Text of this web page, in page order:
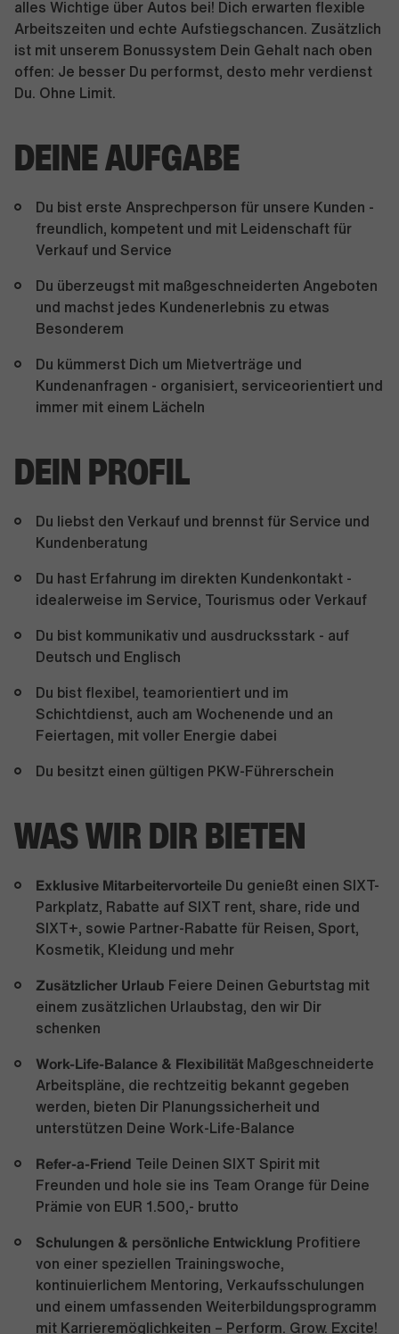
alles Wichtige über Autos bei! Dich erwarten flexible
Arbeitszeiten und echte Aufstiegschancen. Zusätzlich
ist mit unserem Bonussystem Dein Gehalt nach oben
offen: Je besser Du performst, desto mehr verdienst
Du. Ohne Limit.
DEINE AUFGABE
Du bist erste Ansprechperson für unsere Kunden -
freundlich, kompetent und mit Leidenschaft für
Verkauf und Service
Du überzeugst mit maßgeschneiderten Angeboten
und machst jedes Kundenerlebnis zu etwas
Besonderem
Du kümmerst Dich um Mietverträge und
Kundenanfragen - organisiert, serviceorientiert und
immer mit einem Lächeln
DEIN PROFIL
Du liebst den Verkauf und brennst für Service und
Kundenberatung
Du hast Erfahrung im direkten Kundenkontakt -
idealerweise im Service, Tourismus oder Verkauf
Du bist kommunikativ und ausdrucksstark - auf
Deutsch und Englisch
Du bist flexibel, teamorientiert und im
Schichtdienst, auch am Wochenende und an
Feiertagen, mit voller Energie dabei
Du besitzt einen gültigen PKW-Führerschein
WAS WIR DIR BIETEN
Exklusive Mitarbeitervorteile Du genießt einen SIXT-
Parkplatz, Rabatte auf SIXT rent, share, ride und
SIXT+, sowie Partner-Rabatte für Reisen, Sport,
Kosmetik, Kleidung und mehr
Zusätzlicher Urlaub Feiere Deinen Geburtstag mit
einem zusätzlichen Urlaubstag, den wir Dir
schenken
Work-Life-Balance & Flexibilität Maßgeschneiderte
Arbeitspläne, die rechtzeitig bekannt gegeben
werden, bieten Dir Planungssicherheit und
unterstützen Deine Work-Life-Balance
Refer-a-Friend Teile Deinen SIXT Spirit mit
Freunden und hole sie ins Team Orange für Deine
Prämie von EUR 1.500,- brutto
Schulungen & persönliche Entwicklung Profitiere
von einer speziellen Trainingswoche,
kontinuierlichem Mentoring, Verkaufsschulungen
und einem umfassenden Weiterbildungsprogramm
mit Karrieremöglichkeiten – Perform. Grow. Excite!